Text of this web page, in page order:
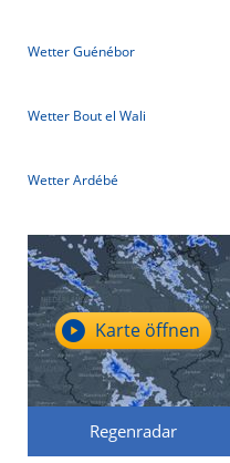
Wetter Guénébor
Wetter Bout el Wali
Wetter Ardébé
Regenradar
Karte öffnen